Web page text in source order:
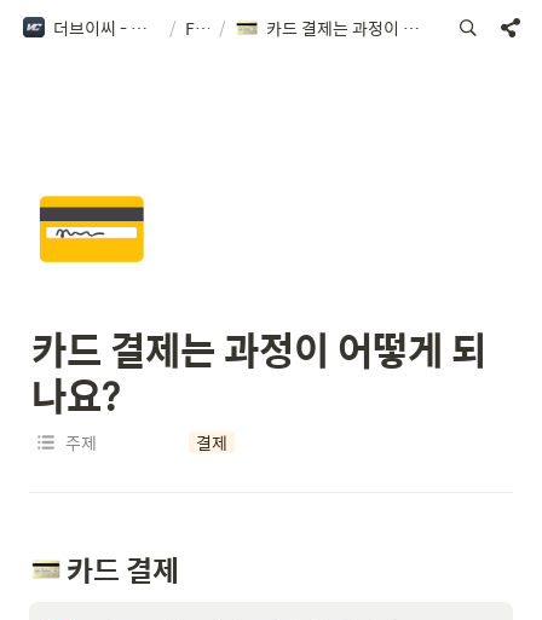
더브이씨 - 사용 가이드 / FAQ / 카드 결제는 과정이 어떻게 되나요?
💳
카드 결제는 과정이 어떻게 되
나요?
주제 결제
카드 결제